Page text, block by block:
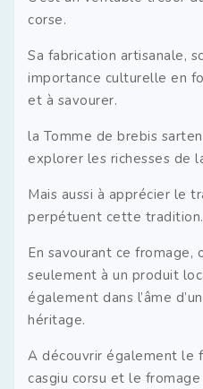
corse.
Sa fabrication artisanale,
importance culturelle en
et à savourer.
la Tomme de brebis
explorer les richesses de
Mais aussi à apprécier le
perpétuent cette tradition.
En savourant ce fromage,
seulement à un produit
également dans l’âme
héritage.
A découvrir également le
casgiu corsu et le